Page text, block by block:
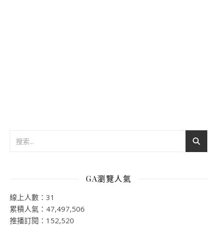
GA瀏覽人氣
線上人數：31
累積人氣：47,497,506
推播訂閱：152,520